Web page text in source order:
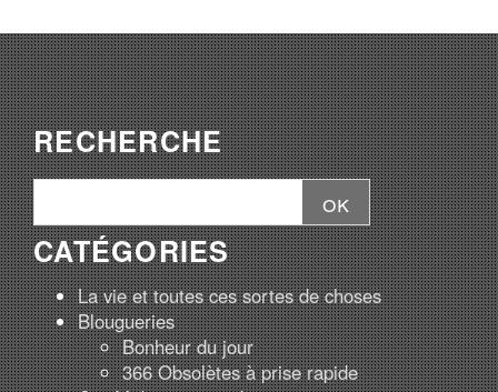
RECHERCHE
CATÉGORIES
La vie et toutes ces sortes de choses
Blougueries
Bonheur du jour
366 Obsolètes à prise rapide